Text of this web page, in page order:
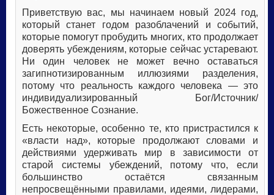
Приветствую вас, мы начинаем новый 2024 год,
который станет годом разоблачений и событий,
которые помогут пробудить многих, кто продолжает
доверять убеждениям, которые сейчас устаревают.
Ни один человек не может вечно оставаться
загипнотизированным иллюзиями разделения,
потому что реальность каждого человека — это
индивидуализированный Бог/Источник/
Божественное Сознание.
Есть некоторые, особенно те, кто пристрастился к
«власти над», которые продолжают словами и
действиями удерживать мир в зависимости от
старой системы убеждений, потому что, если
большинство остаётся связанным
непросвещёнными правилами, идеями, лидерами,